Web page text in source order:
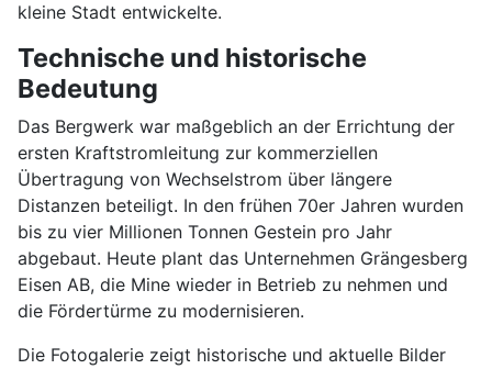
kleine Stadt entwickelte.
Technische und historische
Bedeutung
Das Bergwerk war maßgeblich an der Errichtung der
ersten Kraftstromleitung zur kommerziellen
Übertragung von Wechselstrom über längere
Distanzen beteiligt. In den frühen 70er Jahren wurden
bis zu vier Millionen Tonnen Gestein pro Jahr
abgebaut. Heute plant das Unternehmen Grängesberg
Eisen AB, die Mine wieder in Betrieb zu nehmen und
die Fördertürme zu modernisieren.
Die Fotogalerie zeigt historische und aktuelle Bilder